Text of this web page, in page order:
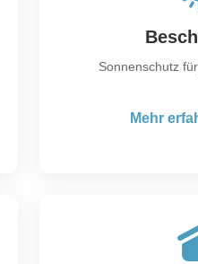
Sonnenschutz
Mehr